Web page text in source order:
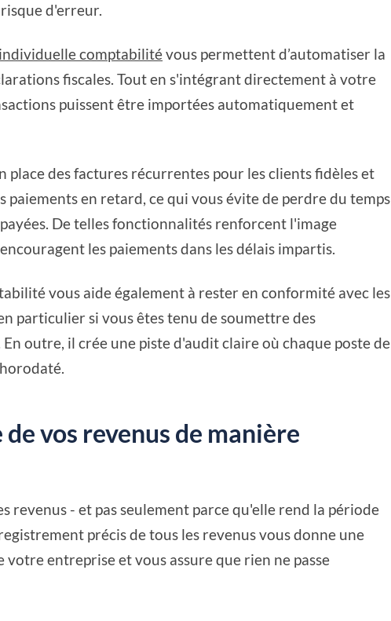
d'erreur.
comptabilitévous permettent d’automatiser la
fiscales. Tout en s'intégrant directement à votre
puissent être importées automatiquement et
place des factures récurrentes pour les clients fidèles et
paiements en retard, ce qui vous évite de perdre du temps
De telles fonctionnalités renforcent l'image
les paiements dans les délais impartis.
vous aide également à rester en conformité avec les
particulier si vous êtes tenu de soumettre des
outre, il crée une piste d'audit claire où chaque poste de
vos revenus de manière
revenus - et pas seulement parce qu'elle rend la période
précis de tous les revenus vous donne une
entreprise et vous assure que rien ne passe